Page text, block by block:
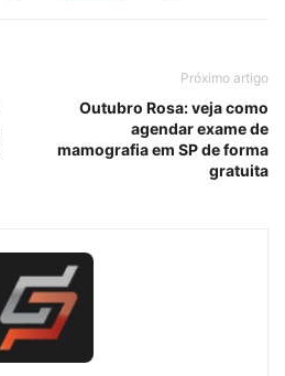
Próximo artigo
Outubro Rosa: veja como
agendar exame de
mamografia em SP de forma
gratuita